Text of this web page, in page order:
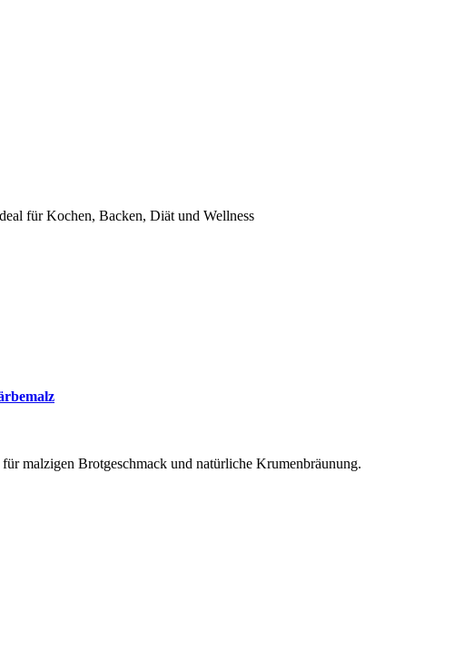
für Kochen, Backen, Diät und Wellness
malzigen Brotgeschmack und natürliche Krumenbräunung.